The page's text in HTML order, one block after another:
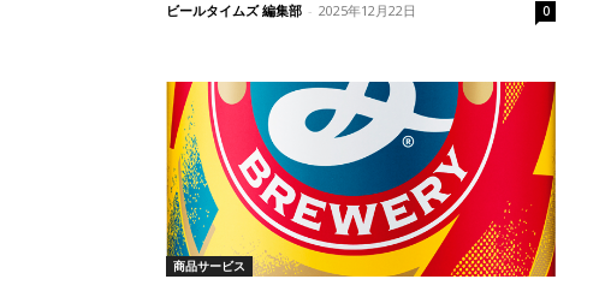
ビールタイムズ 編集部 - 2025年12月22日 0
商品サービス